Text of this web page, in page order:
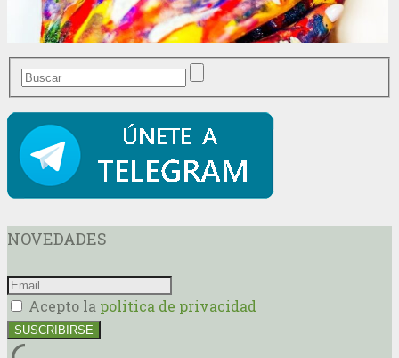
NOVEDADES
Acepto la politica de privacidad